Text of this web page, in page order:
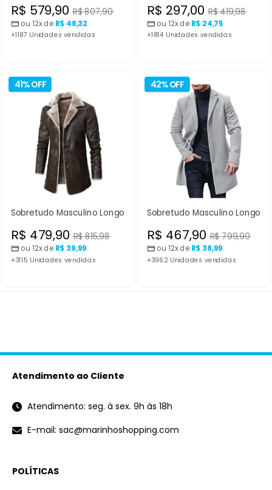
Preço
normal
R$ 807,90
Preço
promocional
R$ 579,90
ou 12x de R$ 48,32
+1187 Unidades vendidas
Preço
normal
R$ 419,98
Preço
promocional
R$ 297,00
ou 12x de R$ 24,75
+1814 Unidades vendidas
41% OFF
Sobretudo Masculino Longo
Preço
normal
R$ 815,98
Preço
promocional
R$ 479,90
ou 12x de R$ 39,99
+3115 Unidades vendidas
42% OFF
Sobretudo Masculino Longo
Preço
normal
R$ 799,90
Preço
promocional
R$ 467,90
ou 12x de R$ 38,99
+3962 Unidades vendidas
Atendimento ao Cliente
Atendimento: seg. à sex. 9h às 18h
E-mail: sac@marinhoshopping.com
POLÍTICAS